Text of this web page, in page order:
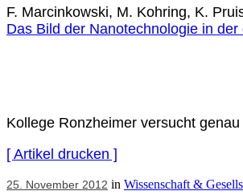
F. Marcinkowski, M. Kohring, K.
Das Bild der Nanotechnologie in
Kollege Ronzheimer versucht
[ Artikel drucken ]
25. November 2012 in Wissenschaft &